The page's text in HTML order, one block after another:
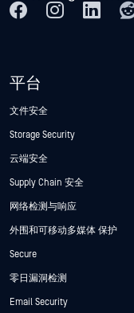
平台
文件安全
Storage Security
云端安全
Supply Chain 安全
网络检测与响应
外围和可移动多媒体 保护
Secure
零日漏洞检测
Email Security